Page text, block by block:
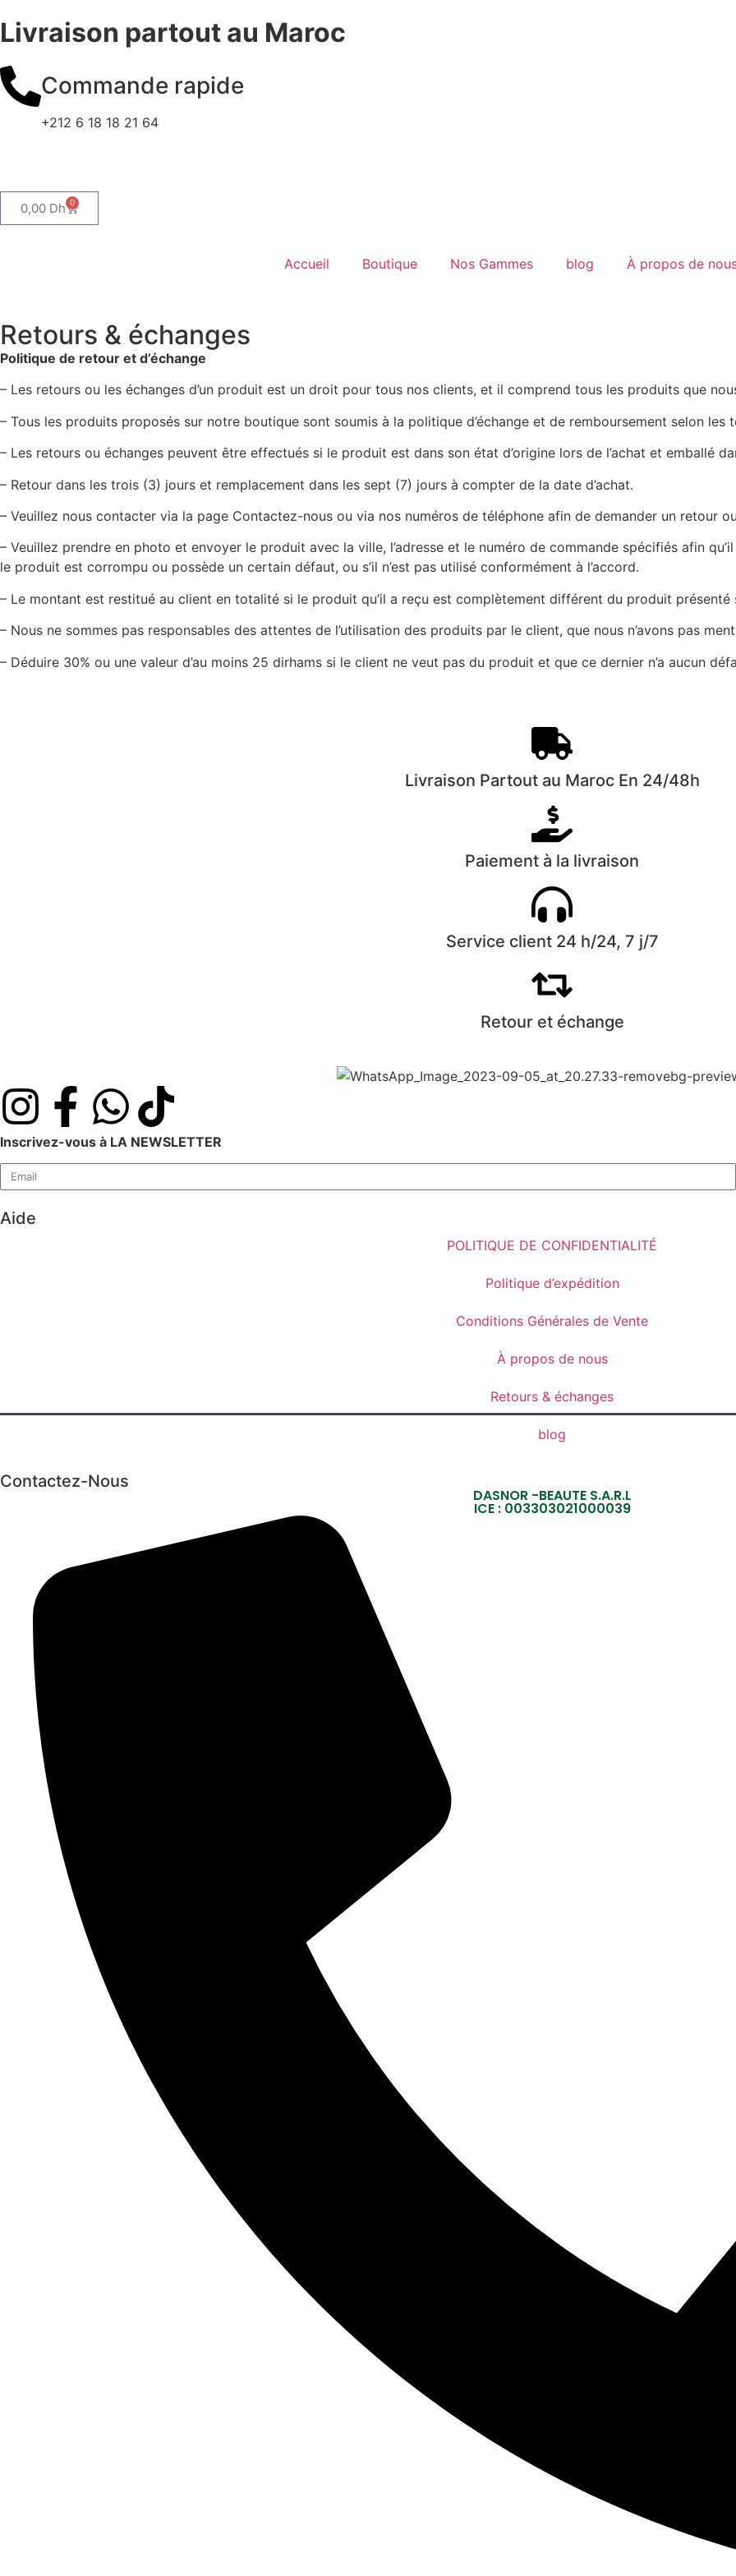
Livraison partout au Maroc
Commande rapide
+212 6 18 18 21 64
0,00 Dh 0
Accueil Boutique Nos Gammes blog À propos de
Retours & échanges
Politique de retour et d’échange
– Les retours ou les échanges d’un produit est un droit pour tous nos clients, et il comprend tous les produits que
– Tous les produits proposés sur notre boutique sont soumis à la politique d’échange et de remboursement selon
– Les retours ou échanges peuvent être effectués si le produit est dans son état d’origine lors de l’achat et emballé
– Retour dans les trois (3) jours et remplacement dans les sept (7) jours à compter de la date d’achat.
– Veuillez nous contacter via la page Contactez-nous ou via nos numéros de téléphone afin de demander un retour
– Veuillez prendre en photo et envoyer le produit avec la ville, l’adresse et le numéro de commande spécifiés afin
le produit est corrompu ou possède un certain défaut, ou s’il n’est pas utilisé conformément à l’accord.
– Le montant est restitué au client en totalité si le produit qu’il a reçu est complètement différent du produit présenté
– Nous ne sommes pas responsables des attentes de l’utilisation des produits par le client, que nous n’avons pas
– Déduire 30% ou une valeur d’au moins 25 dirhams si le client ne veut pas du produit et que ce dernier n’a aucun
Livraison Partout au Maroc En 24/48h
Paiement à la livraison
Service client 24 h/24, 7 j/7
Retour et échange
Inscrivez-vous à LA NEWSLETTER
Aide
POLITIQUE DE CONFIDENTIALITÉ
Politique d’expédition
Conditions Générales de Vente
À propos de nous
Retours & échanges
blog
Contactez-Nous
DASNOR -BEAUTE S.A.R.L
ICE : 003303021000039